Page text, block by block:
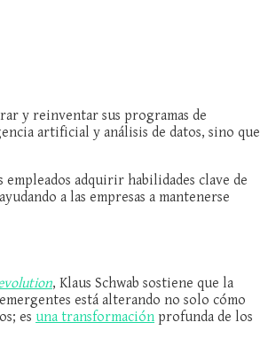
y reinventar sus programas de
artificial y análisis de datos, sino que
adquirir habilidades clave de
ayudando a las empresas a mantenerse
, Klaus Schwab sostiene que la
está alterando no solo cómo
es una transformación profunda de los